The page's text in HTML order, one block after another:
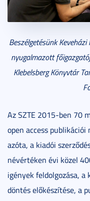
Beszélgetésünk
nyugalmazott
Klebelsberg Könyvtár
Az SZTE 2015-ben 70
open access
azóta, a kiadói
névértéken évi közel
igények feldolgozása,
döntés előkészítése, a